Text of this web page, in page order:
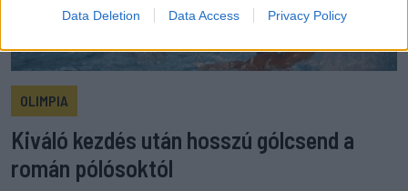
Data Deletion Data Access Privacy Policy
OLIMPIA
Kiváló kezdés után hosszú gólcsend a
román pólósoktól